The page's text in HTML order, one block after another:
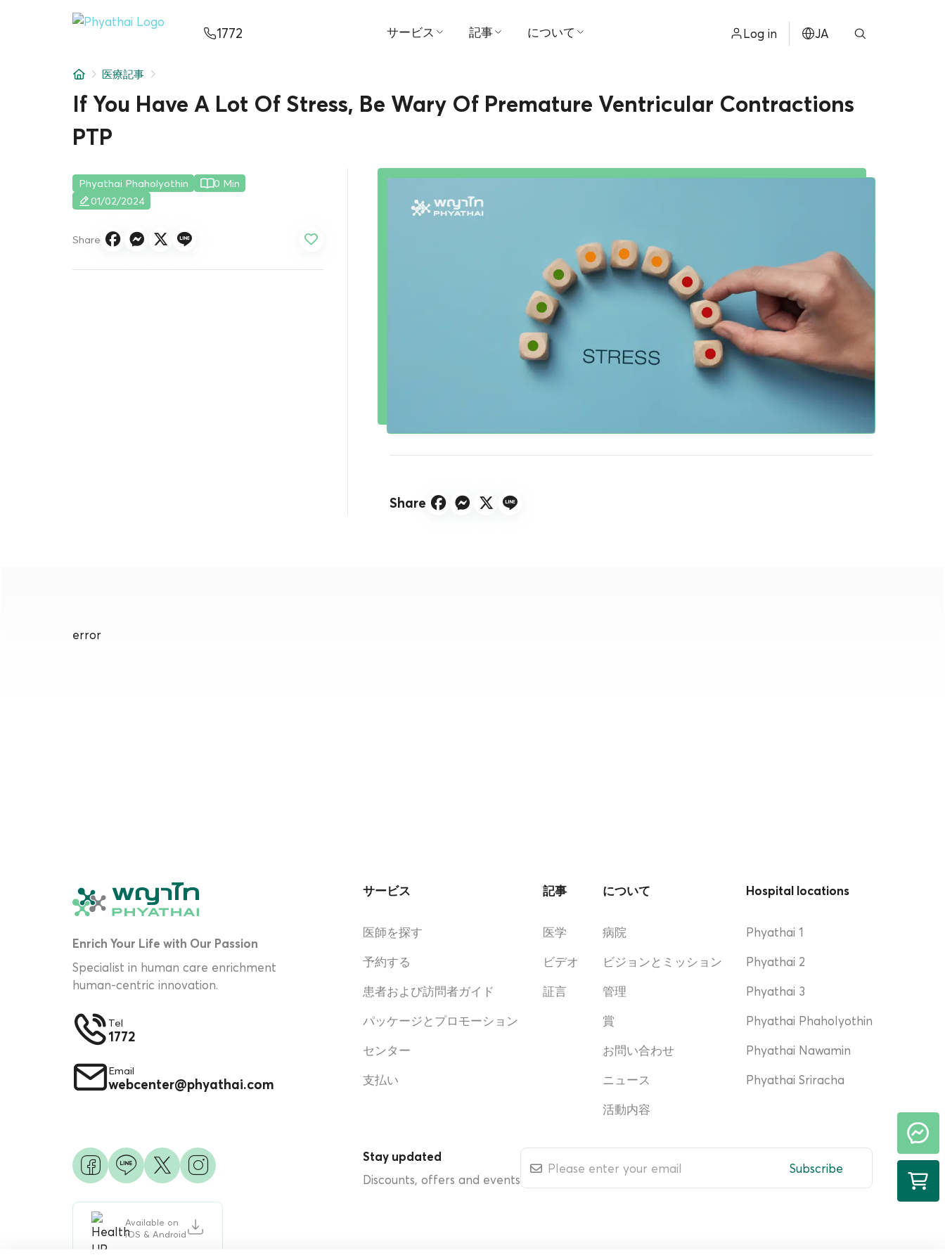
1772 サービス
予約する
パッケージとプロモーシ
記事
ビデオ
について
ビジョンとミッション
賞
活動内容
Log in JA
ENGLISH
ខ្មែរ
ไทย
について
医療記事
If You Have A Lot Of Stress, Be Wary Of Premature Ventricular Contractions
PTP
Phyathai Phaholyothin
0 Min
01/02/2024
Share
Share
error
Enrich Your Life with Our Passion
Specialist in human care enrichment
human-centric innovation.
Tel
1772
Email
webcenter@phyathai.com
サービス
医師を探す
予約する
患者および訪問者ガイド
パッケージとプロモーション
センター
支払い
記事
医学
ビデオ
証言
について
病院
ビジョンとミッション
管理
賞
お問い合わせ
ニュース
活動内容
Hospital locations
Phyathai 1
Phyathai 2
Phyathai 3
Phyathai Phaholyothin
Phyathai Nawamin
Phyathai Sriracha
Available on
iOS & Android
Stay updated
Discounts, offers and events
Subscribe